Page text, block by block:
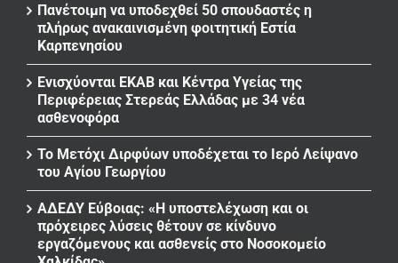
Πανέτοιμη να υποδεχθεί 50 σπουδαστές η
πλήρως ανακαινισμένη φοιτητική Εστία
Καρπενησίου
Ενισχύονται ΕΚΑΒ και Κέντρα Υγείας της
Περιφέρειας Στερεάς Ελλάδας με 34 νέα
ασθενοφόρα
Το Μετόχι Διρφύων υποδέχεται το Ιερό Λείψανο
του Αγίου Γεωργίου
ΑΔΕΔΥ Εύβοιας: «Η υποστελέχωση και οι
πρόχειρες λύσεις θέτουν σε κίνδυνο
εργαζόμενους και ασθενείς στο Νοσοκομείο